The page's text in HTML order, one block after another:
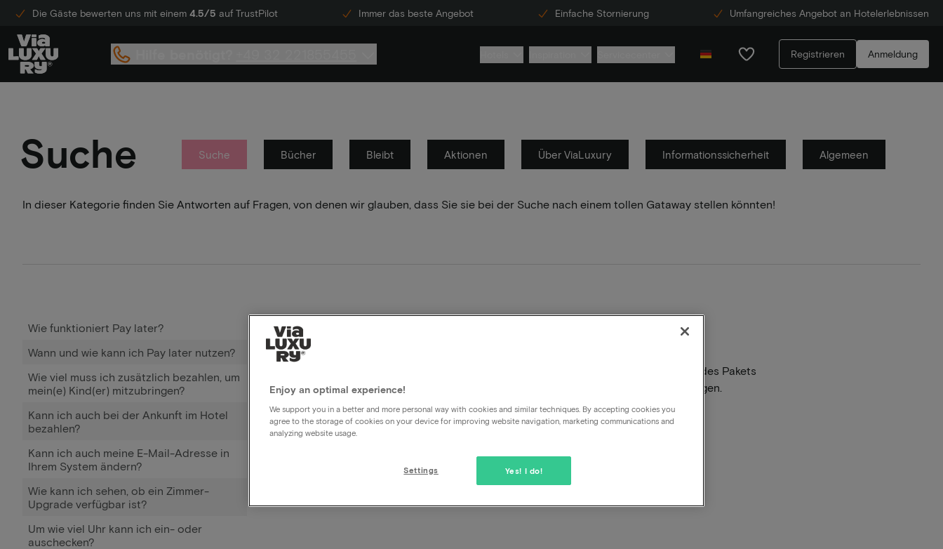
Die Gäste bewerten uns mit einem 4.5/5 auf TrustPilot Immer das beste Angebot Einfache Stornierung Umfangreiches Angebot an Hotelerlebnissen
Registrieren Anmeldung
Suche Suche Bücher Bleibt Aktionen Über ViaLuxury Informationssicherheit Algemeen
In dieser Kategorie finden Sie Antworten auf Fragen, von denen wir glauben, dass Sie sie bei der Suche nach einem tollen Gataway stellen könnten!
Wie funktioniert Pay later?
Wann und wie kann ich Pay later nutzen?
Wie viel muss ich zusätzlich bezahlen, um
mein(e) Kind(er) mitzubringen?
Kann ich auch bei der Ankunft im Hotel
bezahlen?
Kann ich auch meine E-Mail-Adresse in
Ihrem System ändern?
Wie kann ich sehen, ob ein Zimmer-
Upgrade verfügbar ist?
Um wie viel Uhr kann ich ein- oder
auschecken?
Manchmal ist das kostenlose Parken Teil des Pakets. Wenn dies nicht Teil des Pakets
ist, finden Sie die Bedingungen für das Parken unter der Rubrik Einrichtungen.
Enjoy an optimal experience!
We support you in a better and more personal way with cookies and similar techniques. By accepting cookies you
agree to the storage of cookies on your device for improving website navigation, marketing communications and
analyzing website usage.
Yes! I do!
Settings